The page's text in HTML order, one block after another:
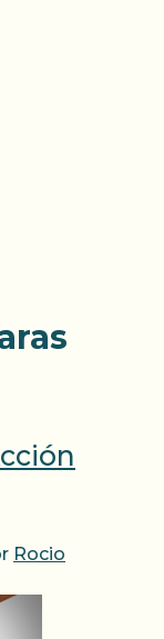
Rocio